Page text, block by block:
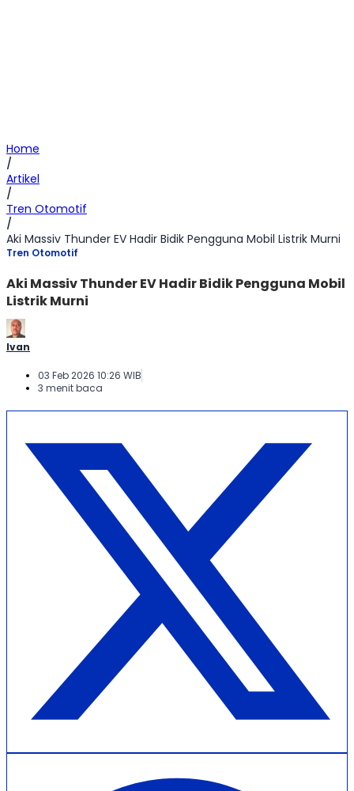
Home
/
Artikel
/
Tren Otomotif
/
Aki Massiv Thunder EV Hadir Bidik Pengguna Mobil Listrik Murni
Tren Otomotif
Aki Massiv Thunder EV Hadir Bidik Pengguna Mobil
Listrik Murni
Ivan
03 Feb 2026 10:26 WIB
3 menit baca